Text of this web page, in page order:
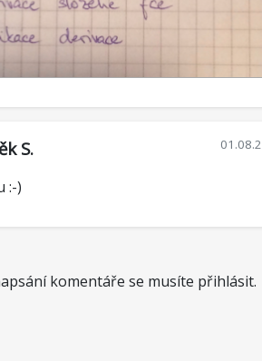
S.
:-)
komentáře se musíte přihlásit.